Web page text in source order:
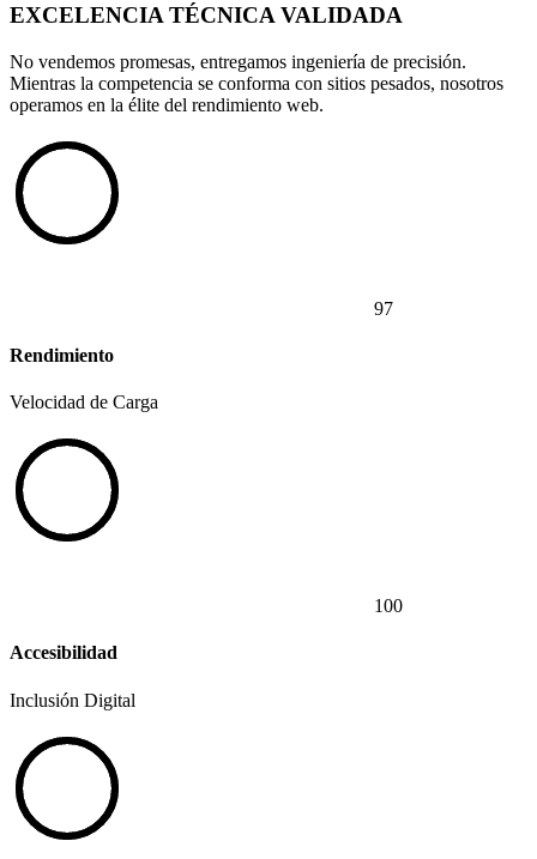
EXCELENCIA TÉCNICA VALIDADA
No vendemos promesas, entregamos ingeniería de precisión.
Mientras la competencia se conforma con sitios pesados, nosotros
operamos en la élite del rendimiento web.
97
Rendimiento
Velocidad de Carga
100
Accesibilidad
Inclusión Digital